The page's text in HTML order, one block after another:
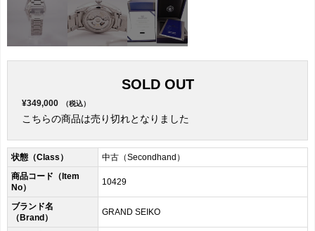
SOLD OUT
¥349,000 （税込）
こちらの商品は売り切れとなりました
状態（Class）
中古（Secondhand）
商品コード（Item
No）
10429
ブランド名
（Brand）
GRAND SEIKO